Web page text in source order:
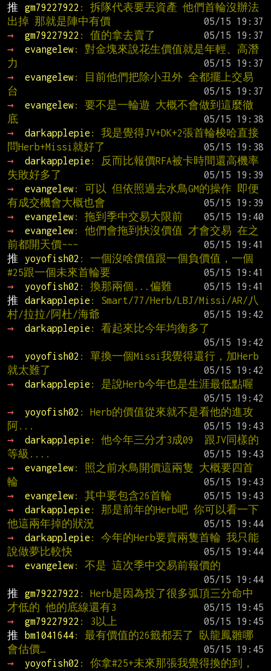
推
gm79227922 : 拆隊代表要丟資產 他們首輪沒辦法
出掉 那就是陣中有價
→
gm79227922 : 值的拿去賣了
→
evangelew: 對金塊來說花生價值就是年輕、高潛
力
→
evangelew: 目前他們把除小丑外 全都擺上交易
台
→
evangelew: 要不是一輪遊 大概不會做到這麼徹
底
→
darkapplepie : 我是覺得JV+DK+2張首輪梭哈直接
問Herb+Missi就好了
→
darkapplepie : 反而比報價RFA被卡時間還高機率
失敗好多了
→
evangelew: 可以 但依照過去水鳥GM的操作 即便
有成交機會大概也會
→
evangelew: 拖到季中交易大限前
→
evangelew: 他們會拖到快沒價值 才會交易 在之
前都開天價~~~
推
yoyofish02 : 一個沒啥價值跟一個負價值，一個
#25跟一個未來首輪要
→
yoyofish02 : 換那兩個...偏難
推
darkapplepie : Smart/77/Herb/LBJ/Missi/AR/八
村/拉拉/阿杜/海爺
→
darkapplepie : 看起來比今年均衡多了
→
yoyofish02 : 單換一個Missi我覺得還行，加Herb
就太難了
→
darkapplepie : 是說Herb今年也是生涯最低點喔
→
yoyofish02 : Herb的價值從來就不是看他的進攻
阿...
→
darkapplepie : 他今年三分才3成09  跟JV同樣的
等級....
→
evangelew: 照之前水鳥開價這兩隻 大概要四首
輪
→
evangelew: 其中要包含26首輪
→
darkapplepie : 那是前年的Herb吧 你可以看一下
他這兩年掉的狀況
→
darkapplepie : 今年的Herb要賣兩隻首輪 我只能
說做夢比較快
→
evangelew: 不是 這次季中交易前報價的
推
gm79227922 : Herb是因為投了很多弧頂三分命中
才低的 他的底線還有3
→
gm79227922 : 3以上
推
bm1041644: 最有價值的26籤都丟了 臥龍鳳雛哪
會估價…
→
yoyofish02 : 你拿#25+未來那張我覺得換的到，